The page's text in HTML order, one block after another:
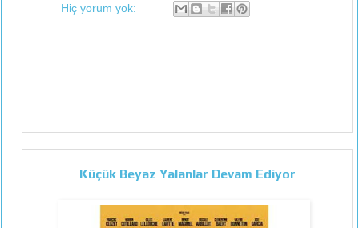
Hiç yorum yok:
Küçük Beyaz Yalanlar Devam Ediyor